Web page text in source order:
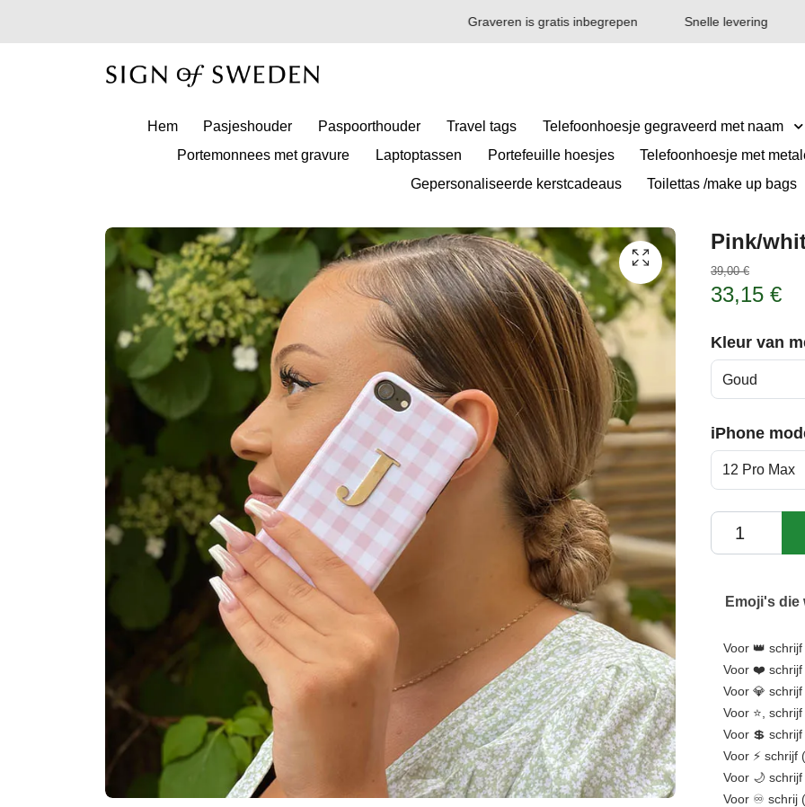
Graveren is gratis inbegrepen Snelle levering
Hem Pasjeshouder Paspoorthouder Travel tags Telefoonhoesje gegraveerd met naam
Portemonnees met gravure
Laptoptassen Portefeuille hoesjes Telefoonhoesje met
Gepersonaliseerde kerstcadeaus
Toilettas /make up bags
Pink/
39,00 €
33,15 €
Kleur van
Goud
iPhone
12 Pro Max
Emoji's die
Voor 👑 schrijf
Voor ❤️ schrijf
Voor 💎 schrijf
Voor ⭐, schrijf
Voor 💲 schrijf
Voor ⚡ schrijf
Voor 🌙 schrijf
Voor ♾️ schrij